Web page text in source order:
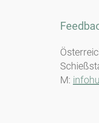
M: